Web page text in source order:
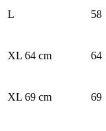
L 58
XL 64 cm 64
XL 69 cm 69